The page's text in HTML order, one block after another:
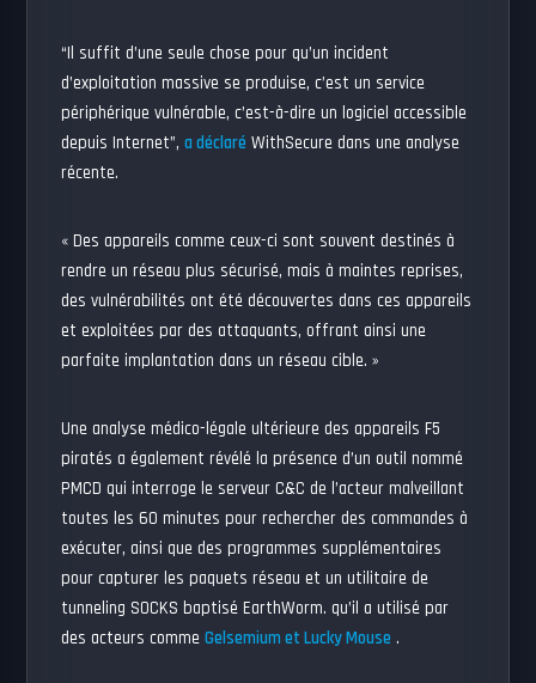
“Il suffit d’une seule chose pour qu’un incident
d’exploitation massive se produise, c’est un service
périphérique vulnérable, c’est-à-dire un logiciel accessible
depuis Internet”,a déclaré WithSecure dans une analyse
récente.
« Des appareils comme ceux-ci sont souvent destinés à
rendre un réseau plus sécurisé, mais à maintes reprises,
des vulnérabilités ont été découvertes dans ces appareils
et exploitées par des attaquants, offrant ainsi une
parfaite implantation dans un réseau cible. »
Une analyse médico-légale ultérieure des appareils F5
piratés a également révélé la présence d’un outil nommé
PMCD qui interroge le serveur C&C de l’acteur malveillant
toutes les 60 minutes pour rechercher des commandes à
exécuter, ainsi que des programmes supplémentaires
pour capturer les paquets réseau et un utilitaire de
tunneling SOCKS baptisé EarthWorm. qu’il a utilisé par
des acteurs commeGelsemium et Lucky Mouse .